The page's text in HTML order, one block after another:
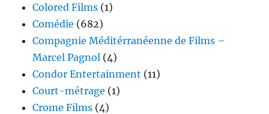
Colored Films (1)
Comédie (682)
Compagnie Méditérranéenne de Films –
Marcel Pagnol (4)
Condor Entertainment (11)
Court-métrage (1)
Crome Films (4)